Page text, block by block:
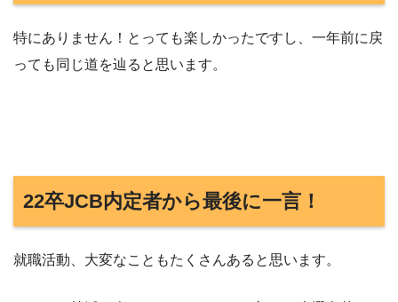
特にありません！とっても楽しかったですし、一年前に戻
っても同じ道を辿ると思います。
22卒JCB内定者から最後に一言！
就職活動、大変なこともたくさんあると思います。